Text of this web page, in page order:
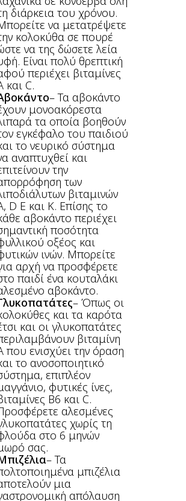
διάρκεια του χρόνου.
να μετατρέψετε
κολοκύθα σε πουρέ
να της δώσετε λεία
Είναι πολύ θρεπτική
περιέχει βιταμίνες
και C.
– Τα αβοκάντο
μονοακόρεστα
τα οποία βοηθούν
εγκέφαλο του παιδιού
το νευρικό σύστημα
αναπτυχθεί και
την
των
βιταμινών
D E και Κ. Επίσης το
αβοκάντο περιέχει
ποσότητα
οξέος και
ινών. Μπορείτε
αρχή να προσφέρετε
παιδί ένα κουταλάκι
αβοκάντο.
– Όπως οι
και τα καρότα
και οι γλυκοπατάτες
βιταμίνη
που ενισχύει την όραση
το ανοσοποιητικό
επιπλέον
φυτικές ίνες,
Β6 και C.
αλεσμένες
χωρίς τη
στο 6 μηνών
σας.
– Τα
μπιζέλια
μια
απόλαυση